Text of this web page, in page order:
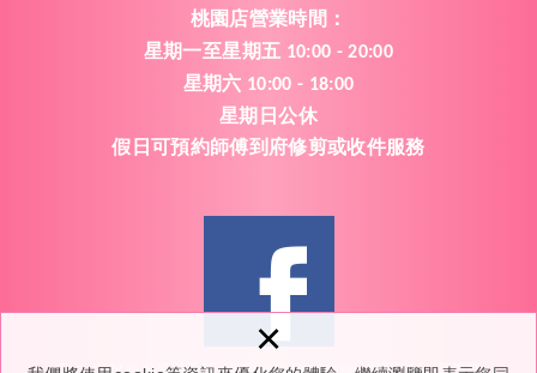
×
桃園 店營業時間 ：
星期一至星期五 10:00 - 20:00
星期六 10:00 - 18:00
星期日公休
假日可預約師傅到府修剪或收件服務
Copyright © 藝瑭胎毛筆 All Rights Reserved. 網頁設計 : 新視野